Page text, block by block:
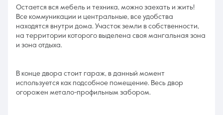
Остается вся мебель и техника, можно заехать и жить!
Все коммуникации и центральные, все удобства
находятся внутри дома. Участок земли в собственности,
на территории которого выделена своя мангальная зона
и зона отдыха.
В конце двора стоит гараж, в данный момент
используется как подсобное помещение. Весь двор
огорожен метало-профильным забором.